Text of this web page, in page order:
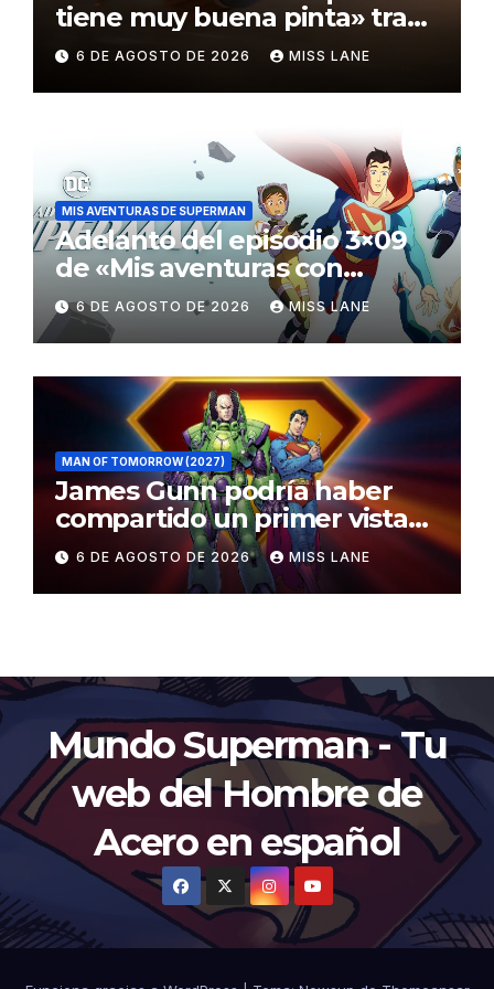
tiene muy buena pinta» tras
el fracaso de «Supergirl»
6 DE AGOSTO DE 2026 MISS LANE
MIS AVENTURAS DE SUPERMAN
Adelanto del episodio 3×09
de «Mis aventuras con
Superman»
6 DE AGOSTO DE 2026 MISS LANE
MAN OF TOMORROW (2027)
James Gunn podría haber
compartido un primer vistazo
al traje de Brainiac
6 DE AGOSTO DE 2026 MISS LANE
Mundo Superman - Tu
web del Hombre de
Acero en español